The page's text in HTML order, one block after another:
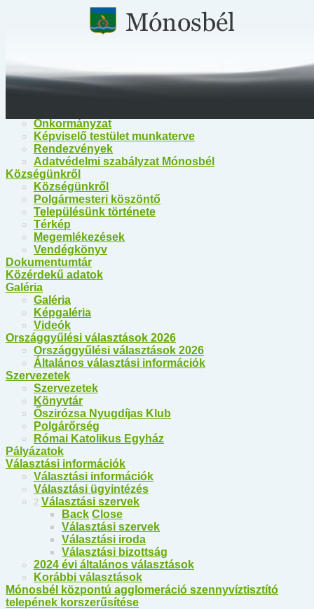
Közérdekű információk
Polgármesteri Hivatal Mónosbél
Közös Hivatal Bélapátfalva
Önkormányzat
Képviselő testület munkaterve
Rendezvények
Adatvédelmi szabályzat Mónosbél
Községünkről
Községünkről
Polgármesteri köszöntő
Településünk története
Térkép
Megemlékezések
Vendégkönyv
Dokumentumtár
Közérdekű adatok
Galéria
Galéria
Képgaléria
Videók
Országgyűlési választások 2026
Országgyűlési választások 2026
Általános választási információk
Szervezetek
Szervezetek
Könyvtár
Őszirózsa Nyugdíjas Klub
Polgárőrség
Római Katolikus Egyház
Pályázatok
Választási információk
Választási információk
Választási ügyintézés
2 Választási szervek
Back Close
Választási szervek
Választási iroda
Választási bizottság
2024 évi általános választások
Korábbi választások
Mónosbél központú agglomeráció szennyvíztisztító
telepének korszerűsítése